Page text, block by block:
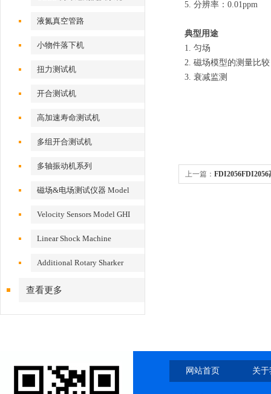
液氮真空管路
小物件落下机
扭力测试机
开合测试机
高加速寿命测试机
多组开合测试机
多轴振动机系列
磁场&电场测试仪器 Model
Velocity Sensors Model GHI
Linear Shock Machine
Additional Rotary Sharker
查看更多
5. 分辨率：0.01ppm
典型用途
1. 匀场
2. 磁场模型的测量比较
3. 衰减监测
上一篇：
网站首页 关